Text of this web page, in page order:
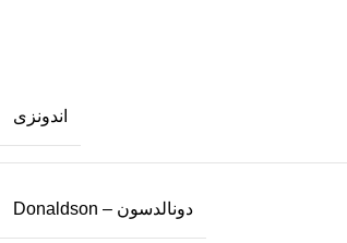
اندونزی
دونالدسون – Donaldson